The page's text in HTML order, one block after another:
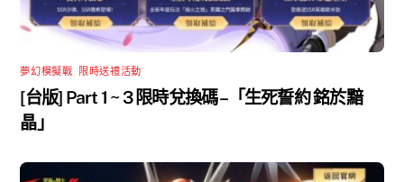
夢幻模擬戰 限時送禮活動
[台版] Part 1 ~ 3 限時兌換碼 –「生死誓約 銘於黯
晶」